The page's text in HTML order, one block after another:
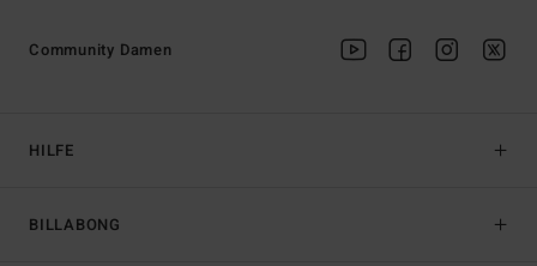
HILFE
BILLABONG
Community Damen